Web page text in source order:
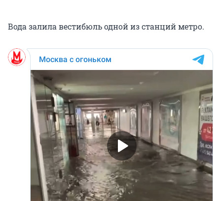
Вода залила вестибюль одной из станций метро.